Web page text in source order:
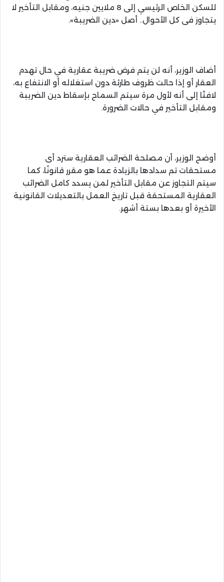
للسكن الخاص الرئيسي إلى 8 ملايين جنيه، ومقابل التأخير لا
يتجاوز فى كل الأحوال.. أصل «دين الضريبة».
أضاف الوزير، أنه لن يتم فرض ضريبة عقارية في حال تهدم
العقار أو إذا حالت ظروف طارئة دون استغلاله أو الانتفاع به،
لافتًا إلى أنه لأول مرة سيتم السماح بإسقاط دين الضريبة
ومقابل التأخير في حالات الضرورة.
أوضح الوزير، أن مصلحة الضرائب العقارية سترد أى
مستحقات تم سدادها بالزيادة عما هو مقرر قانونًا، كما
سيتم التجاوز عن مقابل التأخير لمن يسدد كامل الضرائب
العقارية المستحقة قبل تاريخ العمل بالتعديلات القانونية
الأخيرة أو بعدها بستة أشهر.